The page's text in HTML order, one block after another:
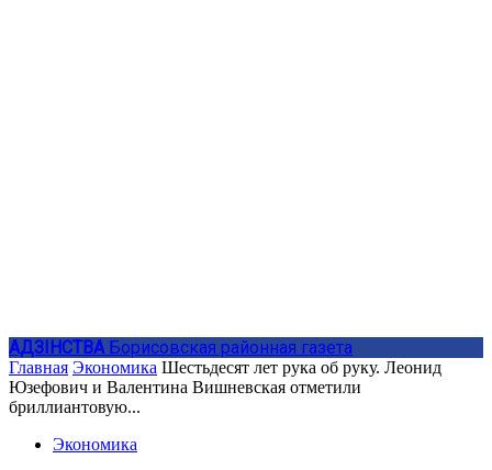
АДЗIНСТВА Борисовская районная газета
Главная Экономика Шестьдесят лет рука об руку. Леонид
Юзефович и Валентина Вишневская отметили
бриллиантовую...
Экономика